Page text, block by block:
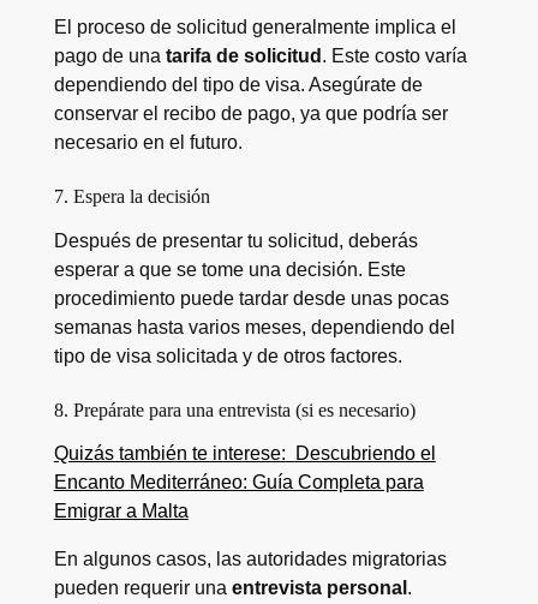
El proceso de solicitud generalmente implica el
pago de una tarifa de solicitud . Este costo varía
dependiendo del tipo de visa. Asegúrate de
conservar el recibo de pago, ya que podría ser
necesario en el futuro.
7. Espera la decisión
Después de presentar tu solicitud, deberás
esperar a que se tome una decisión. Este
procedimiento puede tardar desde unas pocas
semanas hasta varios meses, dependiendo del
tipo de visa solicitada y de otros factores.
8. Prepárate para una entrevista (si es necesario)
Quizás también te interese:
Descubriendo el
Encanto Mediterráneo: Guía Completa para
Emigrar a Malta
En algunos casos, las autoridades migratorias
pueden requerir una entrevista personal .